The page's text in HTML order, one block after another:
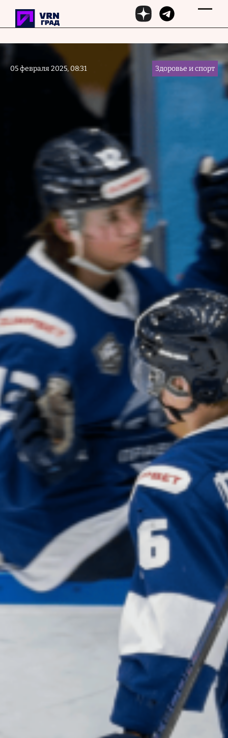
Перейти к основному содержанию
05 февраля 2025, 08:31 Здоровье и спорт